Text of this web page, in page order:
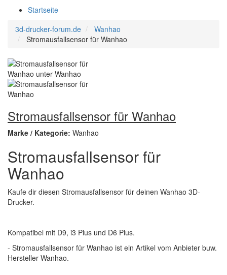
Startseite
3d-drucker-forum.de
Wanhao
Stromausfallsensor für Wanhao
Stromausfallsensor für Wanhao
Marke / Kategorie: Wanhao
Stromausfallsensor für
Wanhao
Kaufe dir diesen Stromausfallsensor für deinen Wanhao 3D-
Drucker.
Kompatibel mit D9, i3 Plus und D6 Plus.
- Stromausfallsensor für Wanhao ist ein Artikel vom Anbieter buw.
Hersteller Wanhao.